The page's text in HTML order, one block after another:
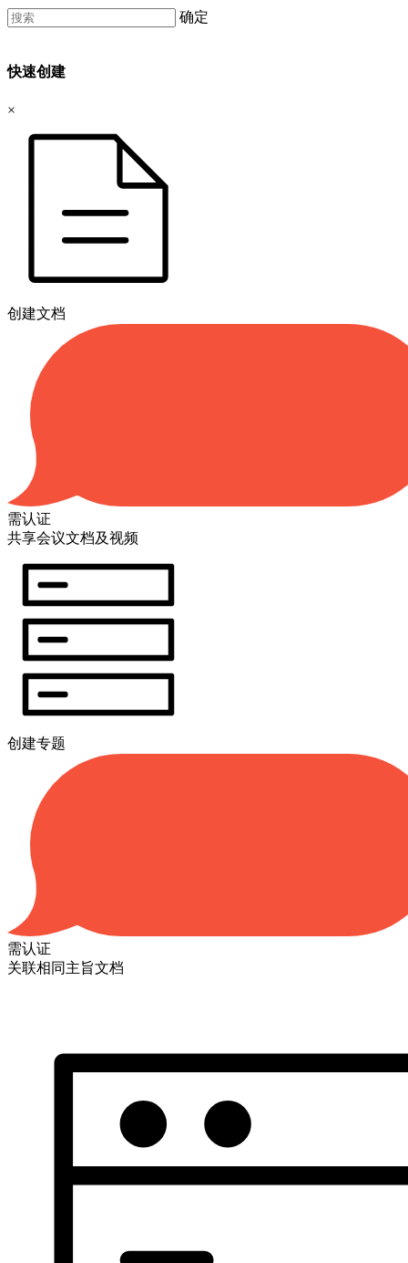
确定
快速创建
×
创建文档
需认证
共享会议文档及视频
创建专题
需认证
关联相同主旨文档